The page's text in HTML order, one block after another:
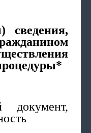
сведения,